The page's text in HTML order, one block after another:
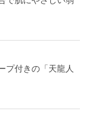
プ付きの「天龍人